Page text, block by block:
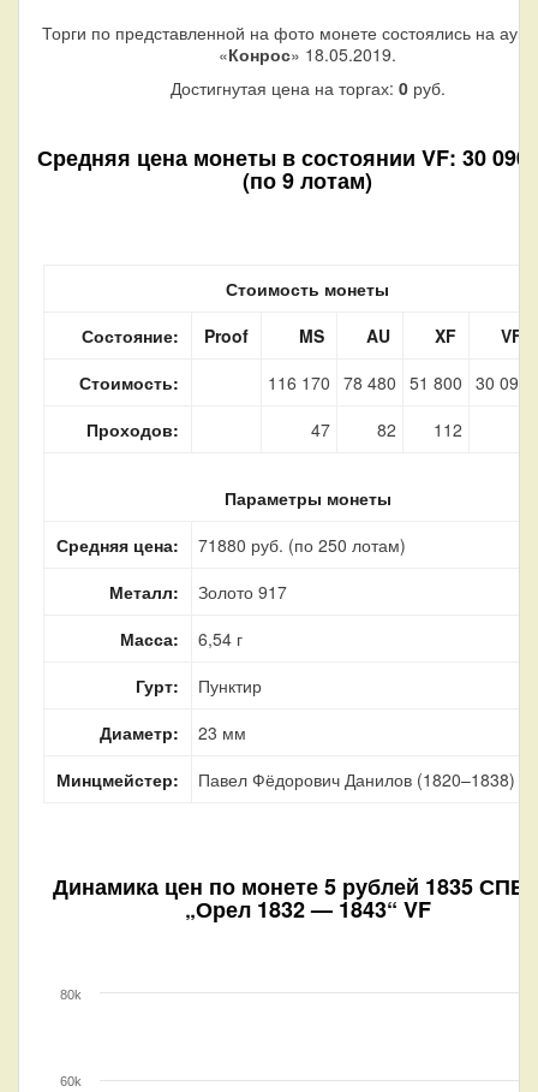
Торги по представленной на фото монете состоялись на
«Конрос» 18.05.2019.
Достигнутая цена на торгах: 0руб.
Средняя цена монеты в состоянии VF: 30 090
(по 9 лотам)
Стоимость монеты
Состояние:
Proof MS AU XF
VF
Стоимость:
116 170 78 480 51 800 30 090
Проходов:
47 82 112
Параметры монеты
Средняя цена:
71880 руб. (по 250 лотам)
Металл:
Золото 917
Масса:
6,54 г
Гурт:
Пунктир
Диаметр:
23 мм
Минцмейстер:
Павел Фёдорович Данилов (1820–1838)
Динамика цен по монете5 рублей 1835 СПБ
„Орел 1832 — 1843“ VF
60k
80k